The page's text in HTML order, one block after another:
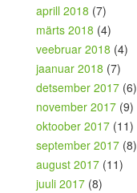
aprill 2018 (7)
märts 2018 (4)
veebruar 2018 (4)
jaanuar 2018 (7)
detsember 2017 (6)
november 2017 (9)
oktoober 2017 (11)
september 2017 (8)
august 2017 (11)
juuli 2017 (8)